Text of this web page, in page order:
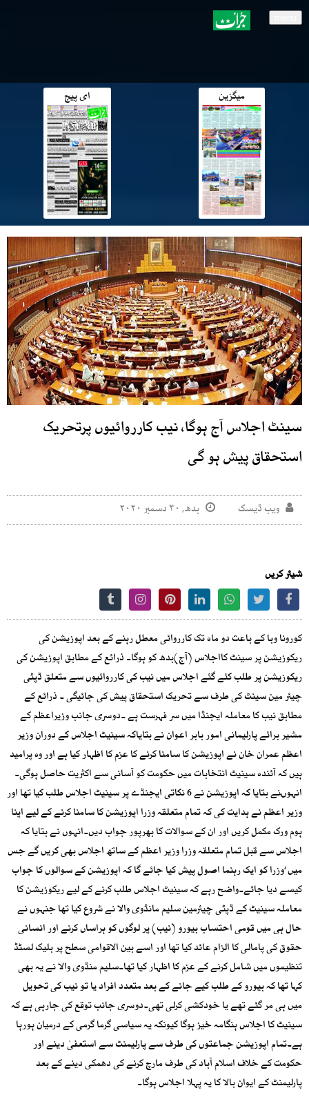
میگزین ای پیج
سینٹ اجلاس آج ہوگا، نیب کارروائیوں پرتحریک
استحقاق پیش ہو گی
ویب ڈیسک بدھ, ۳۰ دسمبر ۲۰۲۰
شیئر کریں
کورونا وبا کے باعث دو ماہ تک کارروائی معطل رہنے کے بعد اپوزیشن کی
ریکوزیشن پر سینٹ کااجلاس (آج)بدھ کو ہوگا۔ ذرائع کے مطابق اپوزیشن کی
ریکوزیشن پر طلب کئے گئے اجلاس میں نیب کی کارروائیوں سے متعلق ڈپٹی
چیئر مین سینٹ کی طرف سے تحریک استحقاق پیش کی جائیگی ۔ ذرائع کے
مطابق نیب کا معاملہ ایجنڈا میں سر فہرست ہے ۔دوسری جانب وزیراعظم کے
مشیر برائے پارلیمانی امور بابر اعوان نے بتایاکہ سینیٹ اجلاس کے دوران وزیر
اعظم عمران خان نے اپوزیشن کا سامنا کرنے کا عزم کا اظہار کیا ہے اور وہ پرامید
ہیں کہ آئندہ سینیٹ انتخابات میں حکومت کو آسانی سے اکثریت حاصل ہوگی۔
انہوںنے بتایا کہ اپوزیشن نے 6 نکاتی ایجنڈے پر سینیٹ اجلاس طلب کیا تھا اور
وزیر اعظم نے ہدایت کی کہ تمام متعلقہ وزرا اپوزیشن کا سامنا کرنے کے لیے اپنا
ہوم ورک مکمل کریں اور ان کے سوالات کا بھرپور جواب دیں۔انہوں نے بتایا کہ
اجلاس سے قبل تمام متعلقہ وزرا وزیر اعظم کے ساتھ اجلاس بھی کریں گے جس
میں ‘وزرا کو ایک رہنما اصول پیش کیا جائے گا کہ اپوزیشن کے سوالوں کا جواب
کیسے دیا جائے۔واضح رہے کہ سینیٹ اجلاس طلب کرنے کے لیے ریکوزیشن کا
معاملہ سینیٹ کے ڈپٹی چیئرمین سلیم مانڈوی والا نے شروع کیا تھا جنہوں نے
حال ہی میں قومی احتساب بیورو (نیب) پر لوگوں کو ہراساں کرنے اور انسانی
حقوق کی پامالی کا الزام عائد کیا تھا اور اسے بین الاقوامی سطح پر بلیک لسٹڈ
تنظیموں میں شامل کرنے کے عزم کا اظہار کیا تھا۔سلیم منڈوی والا نے یہ بھی
کہا تھا کہ بیورو کے طلب کیے جانے کے بعد متعدد افراد یا تو نیب کی تحویل
میں ہی مر گئے تھے یا خودکشی کرلی تھی۔دوسری جانب توقع کی جارہی ہے کہ
سینیٹ کا اجلاس ہنگامہ خیز ہوگا کیونکہ یہ سیاسی گرما گرمی کے درمیان ہورہا
ہے۔تمام اپوزیشن جماعتوں کی طرف سے پارلیمنٹ سے استعفیٰ دینے اور
حکومت کے خلاف اسلام آباد کی طرف مارچ کرنے کی دھمکی دینے کے بعد
پارلیمنٹ کے ایوان بالا کا یہ پہلا اجلاس ہوگا۔